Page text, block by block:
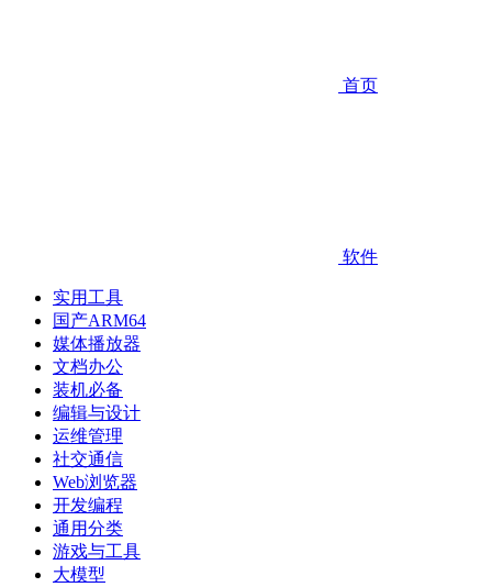
首页
软件
实用工具
国产ARM64
媒体播放器
文档办公
装机必备
编辑与设计
运维管理
社交通信
Web浏览器
开发编程
通用分类
游戏与工具
大模型